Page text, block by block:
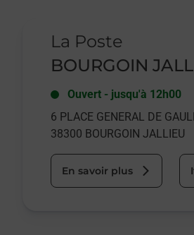
La Poste
BOURGOIN
Ouvert - jusqu'à 12h00
6 PLACE GENERAL DE
38300 BOURGOIN JALLIEU
En savoir plus